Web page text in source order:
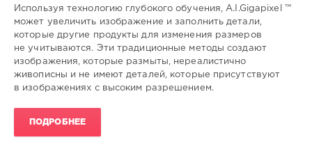
0
topaz,
редактор
увеличить,
изображения
Используя технологию глубокого обучения, A.I.Gigapixel ™
может увеличить изображение и заполнить детали,
которые другие продукты для изменения размеров
не учитываются. Эти традиционные методы создают
изображения, которые размыты, нереалистично
живописны и не имеют деталей, которые присутствуют
в изображениях с высоким разрешением.
ПОДРОБНЕЕ